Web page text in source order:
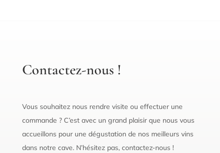
Contactez-nous !
Vous souhaitez nous rendre visite ou effectuer une
commande ? C’est avec un grand plaisir que nous vous
accueillons pour une dégustation de nos meilleurs vins
dans notre cave. N’hésitez pas, contactez-nous !